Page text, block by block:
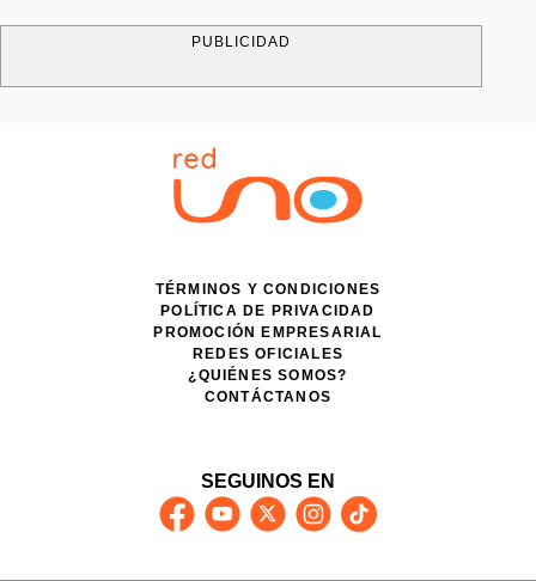
PUBLICIDAD
TÉRMINOS Y CONDICIONES
POLÍTICA DE PRIVACIDAD
PROMOCIÓN EMPRESARIAL
REDES OFICIALES
¿QUIÉNES SOMOS?
CONTÁCTANOS
SEGUINOS EN